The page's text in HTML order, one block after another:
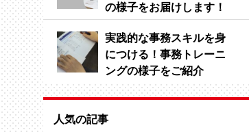
の様子をお届けします！
実践的な事務スキルを身
につける！事務トレーニ
ングの様子をご紹介
人気の記事